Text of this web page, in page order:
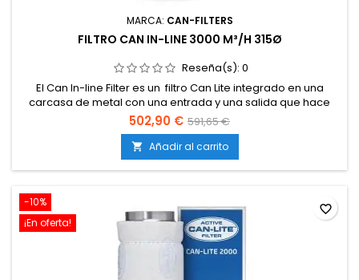
MARCA: CAN-FILTERS
FILTRO CAN IN-LINE 3000 M³/H 315Ø
Reseña(s): 0
El Can In-line Filter es un filtro Can Lite integrado en una
carcasa de metal con una entrada y una salida que hace
posible el montaje del filtro en línea.
502,90 € 591,65 €
 Añadir al carrito
-10%
¡En oferta!
favorite_border